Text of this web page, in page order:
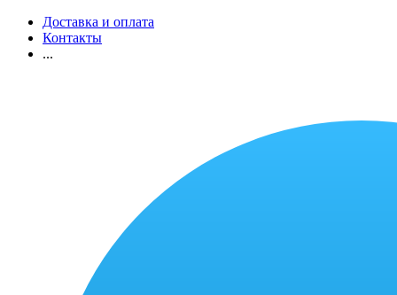
Доставка и оплата
Контакты
...